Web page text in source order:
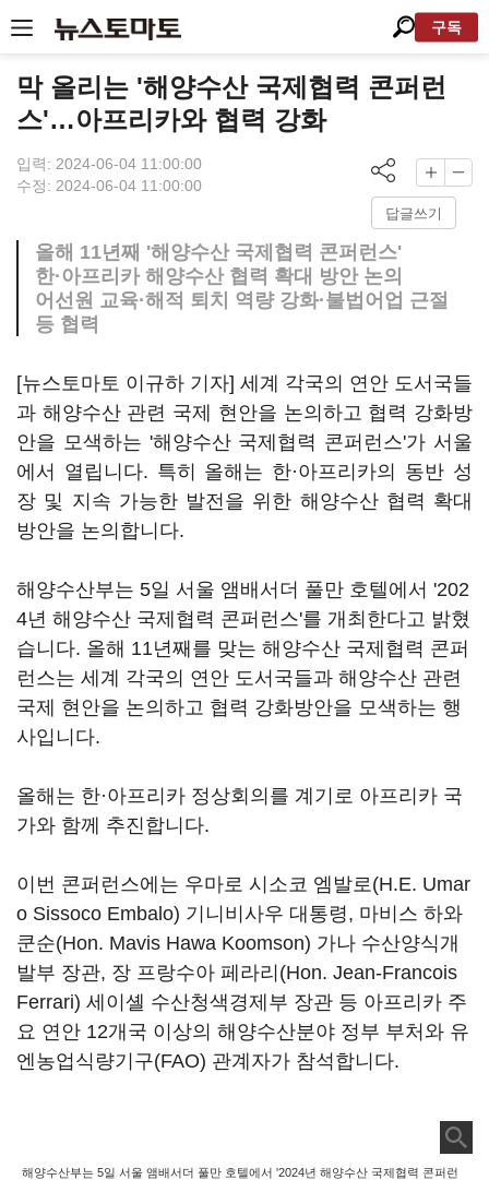
구독
막 올리는 '해양수산 국제협력 콘퍼런
스'…아프리카와 협력 강화
입력: 2024-06-04 11:00:00
수정: 2024-06-04 11:00:00
답글쓰기
올해 11년째 '해양수산 국제협력 콘퍼런스'
한·아프리카 해양수산 협력 확대 방안 논의
어선원 교육·해적 퇴치 역량 강화·불법어업 근절
등 협력
[뉴스토마토 이규하 기자] 세계 각국의 연안 도서국들
과 해양수산 관련 국제 현안을 논의하고 협력 강화방
안을 모색하는 '해양수산 국제협력 콘퍼런스'가 서울
에서 열립니다. 특히 올해는 한·아프리카의 동반 성
장 및 지속 가능한 발전을 위한 해양수산 협력 확대
방안을 논의합니다.
해양수산부는 5일 서울 앰배서더 풀만 호텔에서 '202
4년 해양수산 국제협력 콘퍼런스'를 개최한다고 밝혔
습니다. 올해 11년째를 맞는 해양수산 국제협력 콘퍼
런스는 세계 각국의 연안 도서국들과 해양수산 관련
국제 현안을 논의하고 협력 강화방안을 모색하는 행
사입니다.
올해는 한·아프리카 정상회의를 계기로 아프리카 국
가와 함께 추진합니다.
이번 콘퍼런스에는 우마로 시소코 엠발로(H.E. Umar
o Sissoco Embalo) 기니비사우 대통령, 마비스 하와
쿤순(Hon. Mavis Hawa Koomson) 가나 수산양식개
발부 장관, 장 프랑수아 페라리(Hon. Jean-Francois
Ferrari) 세이셸 수산청색경제부 장관 등 아프리카 주
요 연안 12개국 이상의 해양수산분야 정부 부처와 유
엔농업식량기구(FAO) 관계자가 참석합니다.
해양수산부는 5일 서울 앰배서더 풀만 호텔에서 '2024년 해양수산 국제협력 콘퍼런